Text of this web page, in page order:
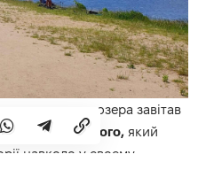
сезону до озера завітав
Рівного, який
навколо у своєму